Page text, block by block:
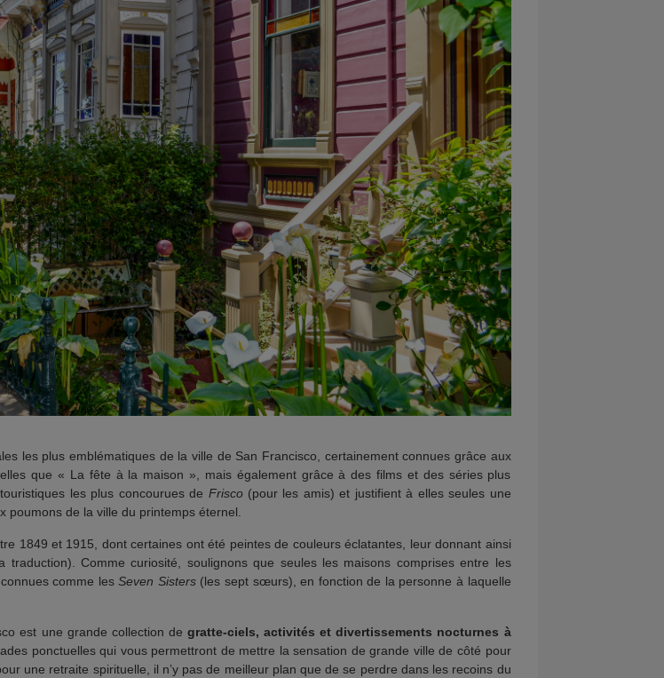
les plus emblématiques de la ville de San Francisco, certainement connues grâce aux
que « La fête à la maison », mais également grâce à des films et des séries plus
les plus concourues de Frisco (pour les amis) et justifient à elles seules une
poumons de la ville du printemps éternel.
1849 et 1915, dont certaines ont été peintes de couleurs éclatantes, leur donnant ainsi
traduction). Comme curiosité, soulignons que seules les maisons comprises entre les
comme lesSeven Sisters (les sept sœurs), en fonction de la personne à laquelle
est une grande collection de gratte-ciels, activités et divertissements nocturnes à
ponctuelles qui vous permettront de mettre la sensation de grande ville de côté pour
une retraite spirituelle, il n’y pas de meilleur plan que de se perdre dans les recoins du